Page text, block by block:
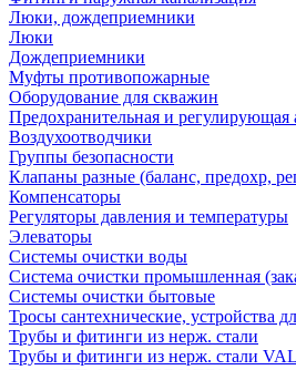
Люки, дождеприемники
Люки
Дождеприемники
Муфты противопожарные
Оборудование для скважин
Предохранительная и регулирующая
Воздухоотводчики
Группы безопасности
Клапаны разные (баланс, предохр,
Компенсаторы
Регуляторы давления и температуры
Элеваторы
Системы очистки воды
Система очистки промышленная
Системы очистки бытовые
Тросы сантехнические, устройства
Трубы и фитинги из нерж. стали
Трубы и фитинги из нерж. стали